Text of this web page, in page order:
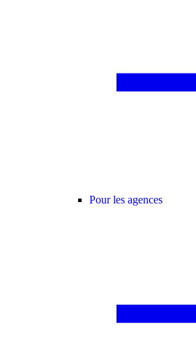
Pour les agences